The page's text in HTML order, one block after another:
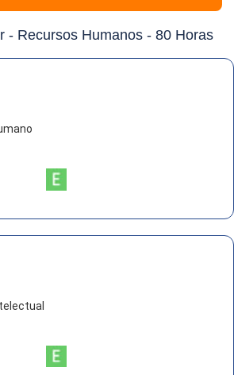
- Recursos Humanos - 80 Horas